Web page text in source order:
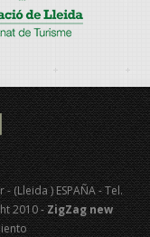
(Lleida ) ESPAÑA - Tel.
2010 -ZigZag new